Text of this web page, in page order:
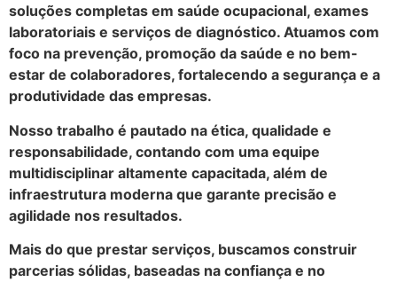
soluções completas em saúde ocupacional, exames
laboratoriais e serviços de diagnóstico. Atuamos com
foco na prevenção, promoção da saúde e no bem-
estar de colaboradores, fortalecendo a segurança e a
produtividade das empresas.
Nosso trabalho é pautado na ética, qualidade e
responsabilidade, contando com uma equipe
multidisciplinar altamente capacitada, além de
infraestrutura moderna que garante precisão e
agilidade nos resultados.
Mais do que prestar serviços, buscamos construir
parcerias sólidas, baseadas na confiança e no